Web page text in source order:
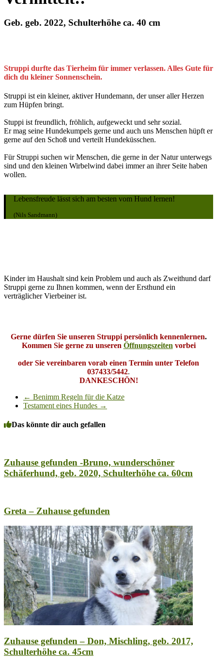
Geb. geb. 2022, Schulterhöhe ca. 40 cm
Struppi durfte das Tierheim für immer verlassen. Alles Gute für
dich du kleiner Sonnenschein.
Struppi ist ein kleiner, aktiver Hundemann, der unser aller Herzen
zum Hüpfen bringt.
Stuppi ist freundlich, fröhlich, aufgeweckt und sehr sozial.
Er mag seine Hundekumpels gerne und auch uns Menschen hüpft er
gerne auf den Schoß und verteilt Hundeküsschen.
Für Struppi suchen wir Menschen, die gerne in der Natur unterwegs
sind und den kleinen Wirbelwind dabei immer an ihrer Seite haben
wollen.
Lebensfreude lässt sich am besten vom Hund lernen!
(Nils Sandmann)
Kinder im Haushalt sind kein Problem und auch als Zweithund darf
Struppi gerne zu Ihnen kommen, wenn der Ersthund ein
verträglicher Vierbeiner ist.
Gerne dürfen Sie unseren Struppi persönlich kennenlernen.
Kommen Sie gerne zu unseren Öffnungszeiten vorbei
oder Sie vereinbaren vorab einen Termin unter Telefon
037433/5442.
DANKESCHÖN!
← Benimm Regeln für die Katze
Testament eines Hundes →
Das könnte dir auch gefallen
Zuhause gefunden -Bruno, wunderschöner
Schäferhund, geb. 2020, Schulterhöhe ca. 60cm
Greta – Zuhause gefunden
Zuhause gefunden – Don, Mischling, geb. 2017,
Schulterhöhe ca. 45cm